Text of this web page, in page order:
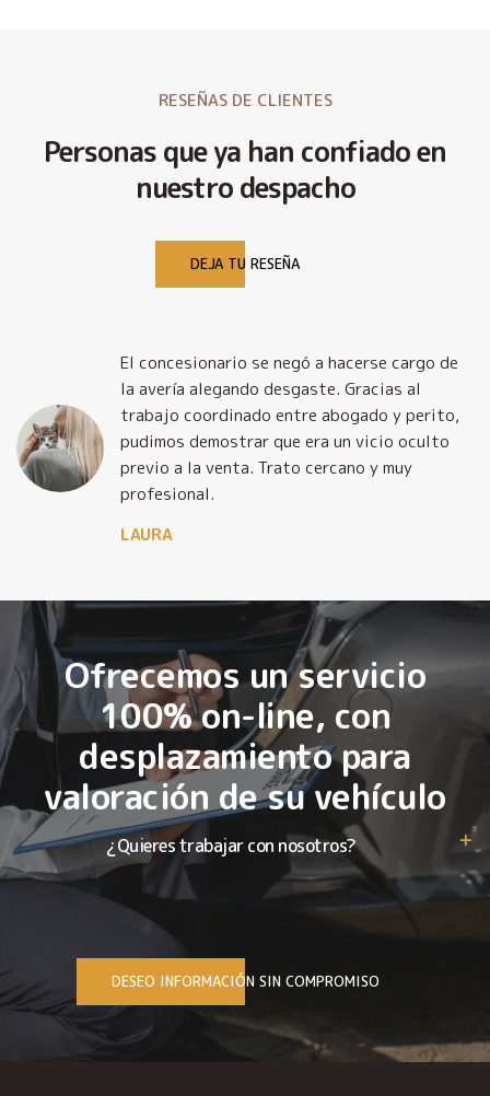
RESEÑAS DE CLIENTES
Personas que ya han confiado en
nuestro despacho
DEJA TU RESEÑA
El concesionario se negó a hacerse cargo de
la avería alegando desgaste. Gracias al
trabajo coordinado entre abogado y perito,
pudimos demostrar que era un vicio oculto
previo a la venta. Trato cercano y muy
profesional.
LAURA
Ofrecemos un servicio
100% on-line, con
desplazamiento para
valoración de su vehículo
¿Quieres trabajar con nosotros?
DESEO INFORMACIÓN SIN COMPROMISO